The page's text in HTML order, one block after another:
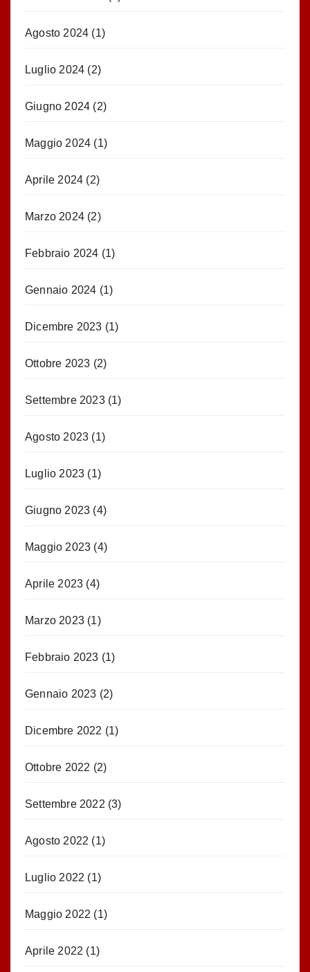
Agosto 2024 (1)
Luglio 2024 (2)
Giugno 2024 (2)
Maggio 2024 (1)
Aprile 2024 (2)
Marzo 2024 (2)
Febbraio 2024 (1)
Gennaio 2024 (1)
Dicembre 2023 (1)
Ottobre 2023 (2)
Settembre 2023(1)
Agosto 2023 (1)
Luglio 2023 (1)
Giugno 2023 (4)
Maggio 2023 (4)
Aprile 2023 (4)
Marzo 2023 (1)
Febbraio 2023 (1)
Gennaio 2023 (2)
Dicembre 2022 (1)
Ottobre 2022 (2)
Settembre 2022 (3)
Agosto 2022 (1)
Luglio 2022 (1)
Maggio 2022 (1)
Aprile 2022 (1)